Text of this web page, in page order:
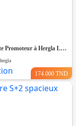
(S+1) Directe Promoteur à Hergla Lotissement AFH
174.000 TND